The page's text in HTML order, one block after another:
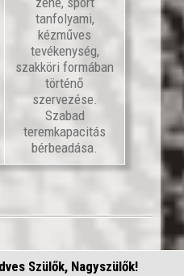
tanfolyami,
kézműves
tevékenység,
szakköri formában
történő
szervezése.
Szabad
teremkapacitás
bérbeadása.
Szülők, Nagyszülők!